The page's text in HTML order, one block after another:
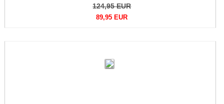
124,95 EUR
89,95 EUR